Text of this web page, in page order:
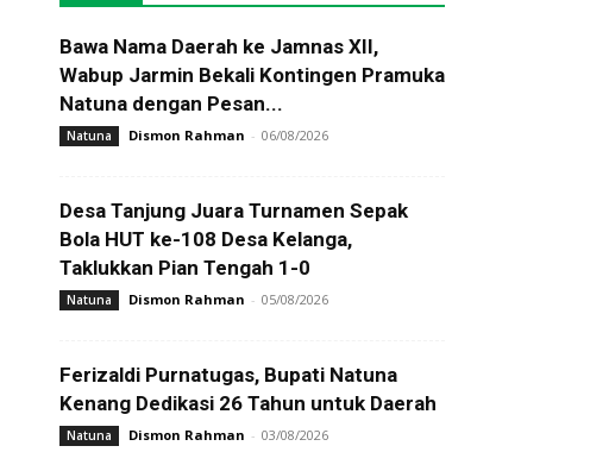
Bawa Nama Daerah ke Jamnas XII,
Wabup Jarmin Bekali Kontingen Pramuka
Natuna dengan Pesan...
Natuna Dismon Rahman - 06/08/2026
Desa Tanjung Juara Turnamen Sepak
Bola HUT ke-108 Desa Kelanga,
Taklukkan Pian Tengah 1-0
Natuna Dismon Rahman - 05/08/2026
Ferizaldi Purnatugas, Bupati Natuna
Kenang Dedikasi 26 Tahun untuk Daerah
Natuna Dismon Rahman - 03/08/2026